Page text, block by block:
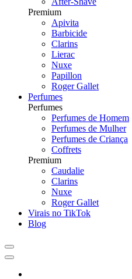
Premium
Apivita
Barbicide
Clarins
Lierac
Nuxe
Papillon
Roger Gallet
Perfumes
Perfumes
Perfumes de Homem
Perfumes de Mulher
Perfumes de Criança
Coffrets
Premium
Caudalie
Clarins
Nuxe
Roger Gallet
Virais no TikTok
Blog